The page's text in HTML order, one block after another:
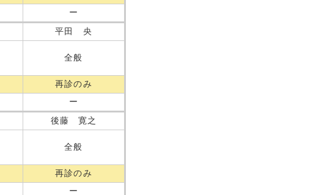
ー
平田 央
全般
再診のみ
ー
後藤 寛之
全般
再診のみ
ー